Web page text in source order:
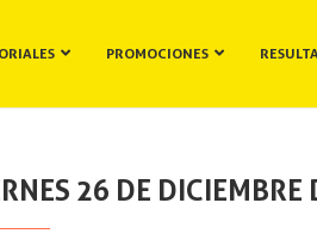
PROMOCIONES
26 DE DICIEMBRE